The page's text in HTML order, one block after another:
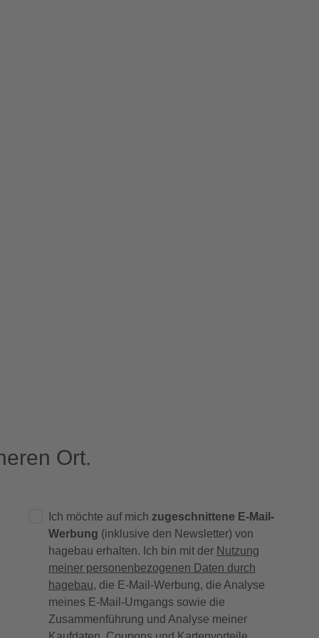
Ort.
Ich möchte auf mich zugeschnittene E-Mail-
Werbung (inklusive den Newsletter) von
hagebau erhalten. Ich bin mit der Nutzung
meiner personenbezogenen Daten durch
hagebau, die E-Mail-Werbung, die Analyse
meines E-Mail-Umgangs sowie die
Zusammenführung und Analyse meiner